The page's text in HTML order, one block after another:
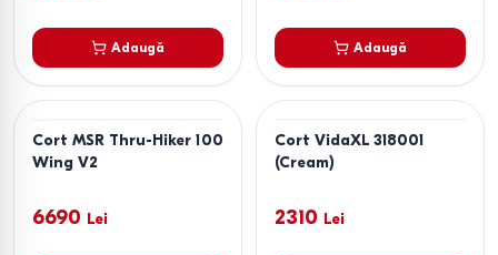
Adaugă Adaugă
Cort MSR Thru-Hiker 100
Wing V2
6690 Lei
Cort VidaXL 318001
(Cream)
2310 Lei